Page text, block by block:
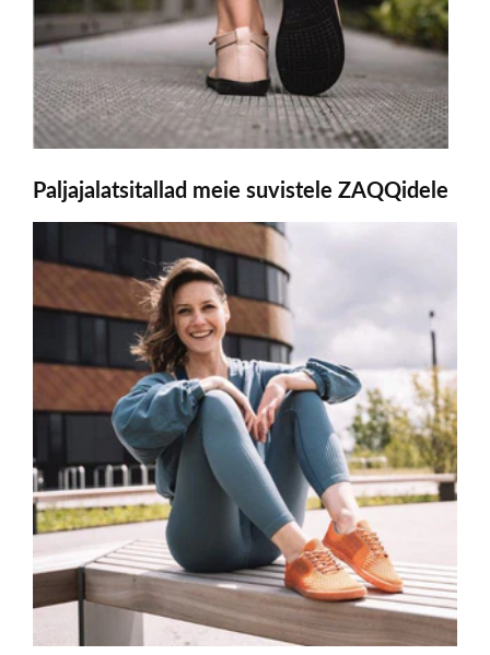
Paljajalatsitallad meie suvistele ZAQQidele